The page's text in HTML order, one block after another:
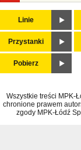
Linie
Przystanki
Pobierz
Wszystkie treści MPK-
chronione prawem
zgody MPK-Łódź